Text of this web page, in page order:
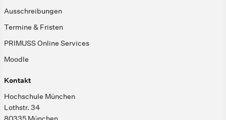
Ausschreibungen
Termine & Fristen
PRIMUSS Online Services
Moodle
Kontakt
Hochschule München
Lothstr. 34